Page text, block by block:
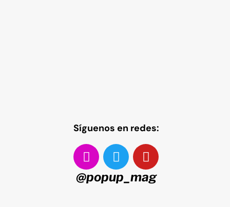
Síguenos en redes:
@popup_mag